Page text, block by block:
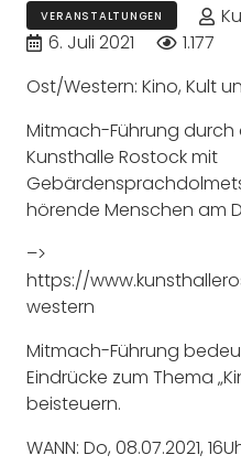
VERANSTALTUNGEN
6. Juli 2021
1.177
Ost/Western: Kino, Kult
Mitmach-Führung durch
Kunsthalle Rostock mit
hörende Menschen am
–>
https://
western
Mitmach-Führung
Eindrücke zum Thema
beisteuern.
WANN: Do, 08.07.2021,